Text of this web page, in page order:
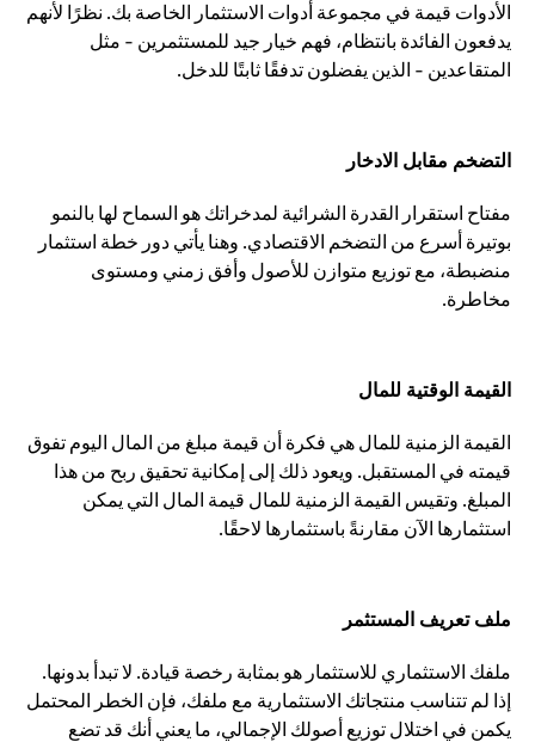
الأدوات قيمة في مجموعة أدوات الاستثمار الخاصة بك. نظرًا لأنهم
يدفعون الفائدة بانتظام، فهم خيار جيد للمستثمرين - مثل
المتقاعدين - الذين يفضلون تدفقًا ثابتًا للدخل.
التضخم مقابل الادخار
مفتاح استقرار القدرة الشرائية لمدخراتك هو السماح لها بالنمو
بوتيرة أسرع من التضخم الاقتصادي. وهنا يأتي دور خطة استثمار
منضبطة، مع توزيع متوازن للأصول وأفق زمني ومستوى
مخاطرة.
القيمة الوقتية للمال
القيمة الزمنية للمال هي فكرة أن قيمة مبلغ من المال اليوم تفوق
قيمته في المستقبل. ويعود ذلك إلى إمكانية تحقيق ربح من هذا
المبلغ. وتقيس القيمة الزمنية للمال قيمة المال التي يمكن
استثمارها الآن مقارنةً باستثمارها لاحقًا.
ملف تعريف المستثمر
ملفك الاستثماري للاستثمار هو بمثابة رخصة قيادة. لا تبدأ بدونها.
إذا لم تتناسب منتجاتك الاستثمارية مع ملفك، فإن الخطر المحتمل
يكمن في اختلال توزيع أصولك الإجمالي، ما يعني أنك قد تضع